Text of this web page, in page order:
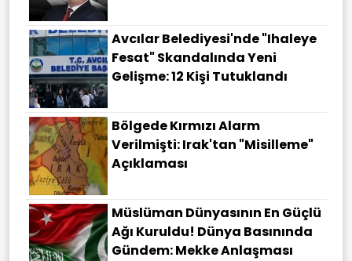
Avcılar Belediyesi'nde "ihaleye
Fesat" Skandalında Yeni
Gelişme: 12 Kişi Tutuklandı
Bölgede Kırmızı Alarm
Verilmişti: Irak'tan "misilleme"
Açıklaması
Müslüman Dünyasının En Güçlü
Ağı Kuruldu! Dünya Basınında
Gündem: Mekke Anlaşması